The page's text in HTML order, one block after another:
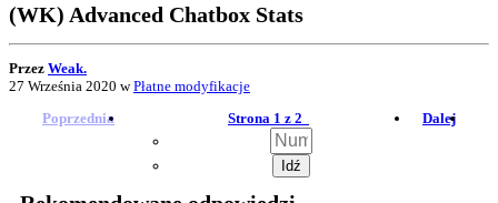
(WK) Advanced Chatbox Stats
Przez Weak.
27 Września 2020 wPłatne modyfikacje
Poprzednia
Dalej
Strona 1 z 2